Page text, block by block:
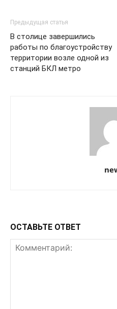
Предыдущая статья
В столице завершились
работы по благоустройству
территории возле одной из
станций БКЛ метро
ОСТАВЬТЕ ОТВЕТ